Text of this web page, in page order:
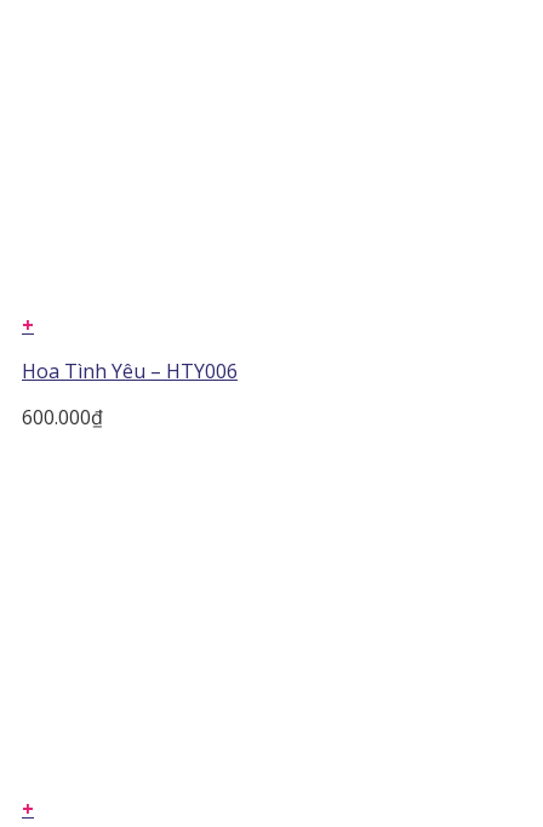
+
Hoa Tình Yêu – HTY006
600.000₫
+